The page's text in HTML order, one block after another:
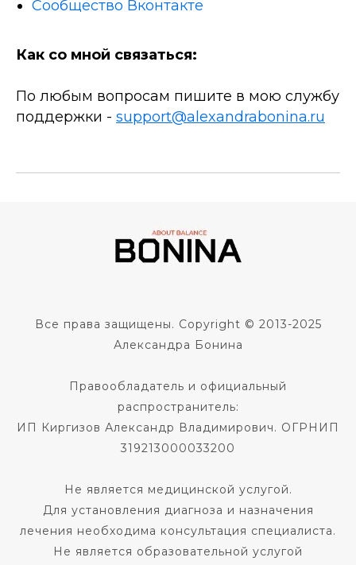
Сообщество Вконтакте
Как со мной связаться:
По любым вопросам пишите в мою службу
поддержки - support@alexandrabonina.ru
Все права защищены. Copyright © 2013-2025
Александра Бонина
Правообладатель и официальный
распространитель:
ИП Киргизов Александр Владимирович. ОГРНИП
319213000033200
Не является медицинской услугой.
Для установления диагноза и назначения
лечения необходима консультация специалиста.
Не является образовательной услугой